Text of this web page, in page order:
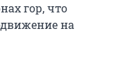
гор, что
на